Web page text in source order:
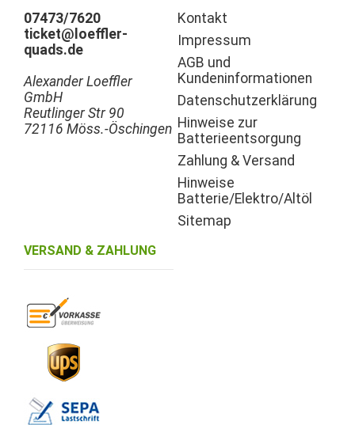
07473/7620
ticket@loeffler-
quads.de
Alexander Loeffler
GmbH
Reutlinger Str 90
72116 Möss.-Öschingen
Kontakt
Impressum
AGB und
Kundeninformationen
Datenschutzerklärung
Hinweise zur
Batterieentsorgung
Zahlung & Versand
Hinweise
Batterie/Elektro/Altöl
Sitemap
VERSAND & ZAHLUNG